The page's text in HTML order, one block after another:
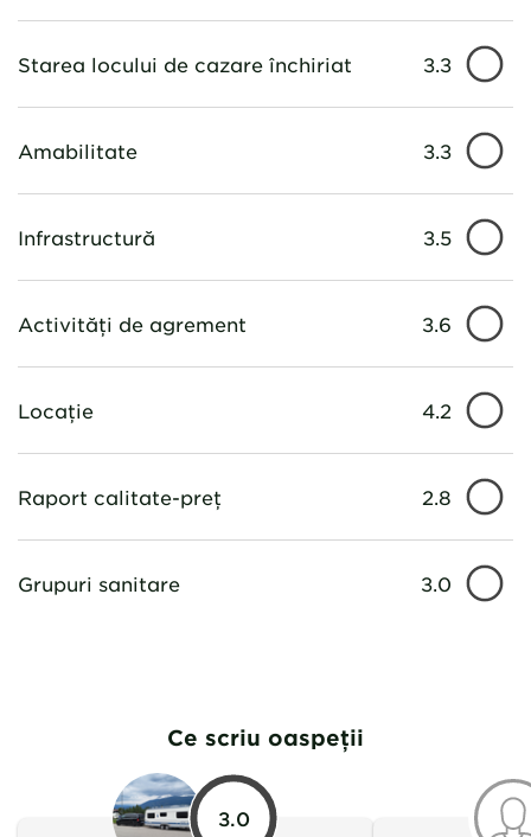
Starea locului de cazare închiriat 3.3
Amabilitate 3.3
Infrastructură 3.5
Activități de agrement 3.6
Locație 4.2
Raport calitate-preț 2.8
Grupuri sanitare 3.0
Ce scriu oaspeții
3.0